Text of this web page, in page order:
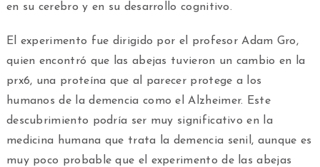
en su cerebro y en su desarrollo cognitivo.
El experimento fue dirigido por el profesor Adam Gro,
quien encontró que las abejas tuvieron un cambio en la
prx6, una proteína que al parecer protege a los
humanos de la demencia como el Alzheimer. Este
descubrimiento podría ser muy significativo en la
medicina humana que trata la demencia senil, aunque es
muy poco probable que el experimento de las abejas